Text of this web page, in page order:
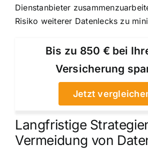
Dienstanbieter
Risiko weiterer Datenlecks zu
Bis zu 850 € bei
Versicherung
Jetzt
Langfristige
Vermeidung von